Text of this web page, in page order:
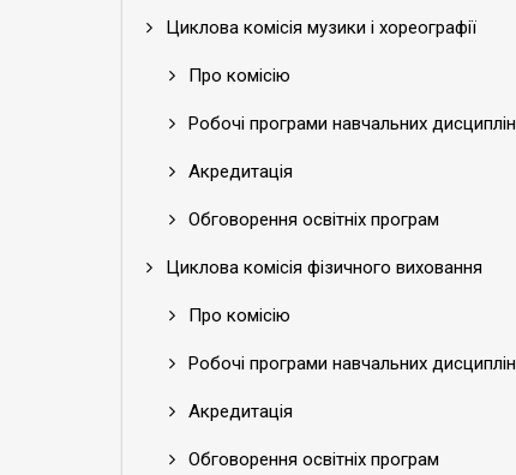
Циклова комісія музики і хореографії
Про комісію
Робочі програми навчальних дисциплін
Акредитація
Обговорення освітніх програм
Циклова комісія фізичного виховання
Про комісію
Робочі програми навчальних дисциплін
Акредитація
Обговорення освітніх програм